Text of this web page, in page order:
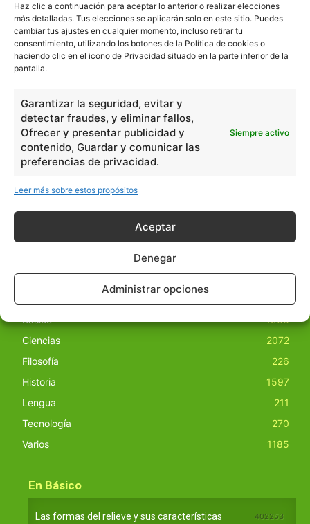
Haz clic a continuación para aceptar lo anterior o realizar elecciones
más detalladas. Tus elecciones se aplicarán solo en este sitio. Puedes
cambiar tus ajustes en cualquier momento, incluso retirar tu
consentimiento, utilizando los botones de la Política de cookies o
haciendo clic en el icono de Privacidad situado en la parte inferior de la
pantalla.
Garantizar la seguridad, evitar y
detectar fraudes, y eliminar fallos,
Ofrecer y presentar publicidad y
contenido, Guardar y comunicar las
preferencias de privacidad.
Siempre activo
Leer más sobre estos propósitos
Aceptar
Denegar
Administrar opciones
escuelapedia
Nuestros articulos son redactados y publicados bajo
licencia de uso libre. El usuario puede reproducir y hacer
nuestro sitio. Este sitio usa cookies de terceros. Lea más
informaciónaquí.
Básico
1966
Ciencias
2072
Filosofía
226
Historia
1597
Lengua
211
Tecnología
270
Varios
1185
En Básico
Las formas del relieve y sus características 402253